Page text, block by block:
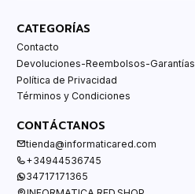
CATEGORÍAS
Contacto
Devoluciones-Reembolsos-Garantías
Política de Privacidad
Términos y Condiciones
CONTÁCTANOS
tienda@informaticared.com
+34944536745
34717171365